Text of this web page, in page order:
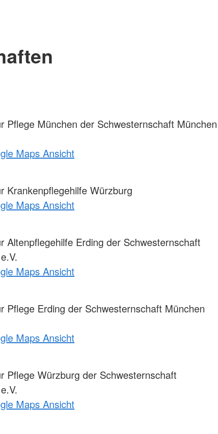
Pflege München der Schwesternschaft München
Maps Ansicht
Krankenpflegehilfe Würzburg
Maps Ansicht
Altenpflegehilfe Erding der Schwesternschaft
Maps Ansicht
Pflege Erding der Schwesternschaft München
Maps Ansicht
Pflege Würzburg der Schwesternschaft
Maps Ansicht